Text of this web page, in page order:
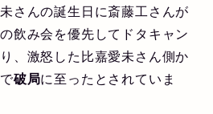
さんの誕生日に斎藤工さんが
飲み会を優先してドタキャン
、激怒した比嘉愛未さん側か
破局に至ったとされていま